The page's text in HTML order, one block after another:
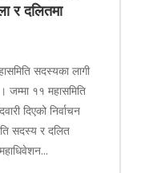
र दलितमा
सदस्यका लागी
जम्मा ११ महासमिति
दिएको निर्वाचन
सदस्य र दलित